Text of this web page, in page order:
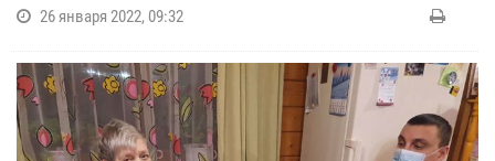
26 января 2022, 09:32